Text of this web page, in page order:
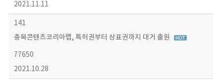
2021.11.11
141
충북콘텐츠코리아랩, 특허권부터 상표권까지 대거 출원
77650
2021.10.28